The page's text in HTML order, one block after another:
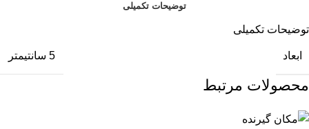
توضیحات تکمیلی
توضیحات تکمیلی
ابعاد 5 سانتیمتر
محصولات مرتبط